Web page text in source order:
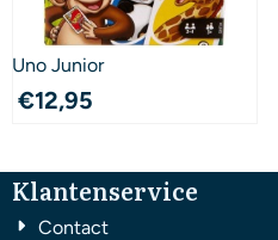
Uno Junior
€12,95
Klantenservice
Contact